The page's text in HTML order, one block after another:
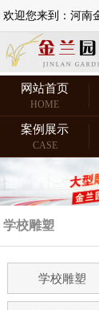
欢迎您来到：河南
网站首页
HOME
案例展示
CASE
学校雕塑
学校雕塑